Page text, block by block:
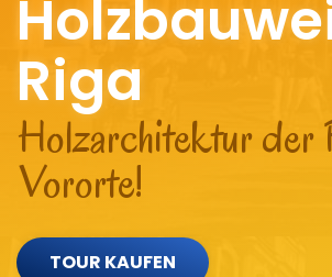
Riga
Holzarchitektur der
Vororte!
TOUR KAUFEN